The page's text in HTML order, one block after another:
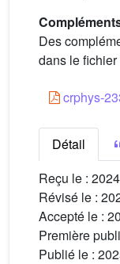
Des
dans le fichier
crphys-
Détail
Reçu le :
Révisé le :
Accepté le :
Première
Publié le :